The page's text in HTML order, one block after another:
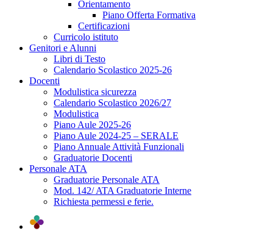
Orientamento
Piano Offerta Formativa
Certificazioni
Curricolo istituto
Genitori e Alunni
Libri di Testo
Calendario Scolastico 2025-26
Docenti
Modulistica sicurezza
Calendario Scolastico 2026/27
Modulistica
Piano Aule 2025-26
Piano Aule 2024-25 – SERALE
Piano Annuale Attività Funzionali
Graduatorie Docenti
Personale ATA
Graduatorie Personale ATA
Mod. 142/ ATA Graduatorie Interne
Richiesta permessi e ferie.